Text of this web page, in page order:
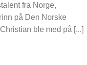
fra Norge,
på Den Norske
ble med på [...]